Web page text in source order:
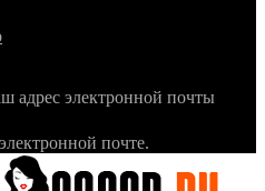
адрес электронной почты
почте.